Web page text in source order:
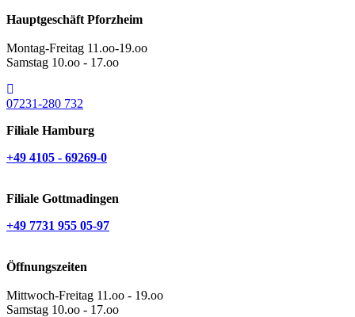
Hauptgeschäft Pforzheim
Montag-Freitag 11.oo-19.oo
Samstag 10.oo - 17.oo
07231-280 732
Filiale Hamburg
+49 4105 - 69269-0
Filiale Gottmadingen
+49 7731 955 05-97
Öffnungszeiten
Mittwoch-Freitag 11.oo - 19.oo
Samstag 10.oo - 17.oo